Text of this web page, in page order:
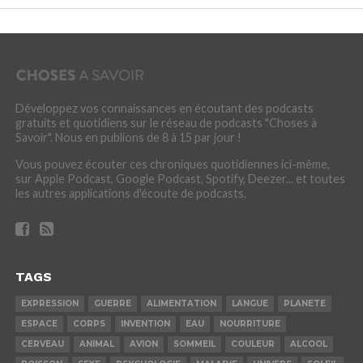
Développez vos connaissances en écoutant des podcasts
gratuits et quotidiens sur le réseau de podcasts "Choses à
Savoir". Nous en publions de 8 à 15 par jour !
Vous pouvez écouter ces chroniques quotidiennes ici-même,
sur Apple Podcast, Google Podcast, Spotify, Deezer... et toutes
les autres applications d'écoute de podcasts.
TAGS
EXPRESSION GUERRE ALIMENTATION LANGUE
PLANETE
ESPACE
CORPS INVENTION EAU
NOURRITURE
CERVEAU
ANIMAL AVION SOMMEIL COULEUR
ALCOOL